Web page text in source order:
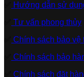
Hướng dẫn sử
Tư vấn phong thủy
Chính sách bảo vệ
Chính sách bảo
Chính sách đặt